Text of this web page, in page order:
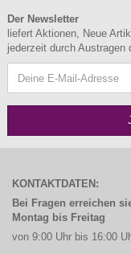
Der Newsletter
liefert Aktionen, Neue
jederzeit durch Austragen
KONTAKTDATEN:
Bei Fragen erreichen
Montag bis Freitag
von 9:00 Uhr bis 16:00